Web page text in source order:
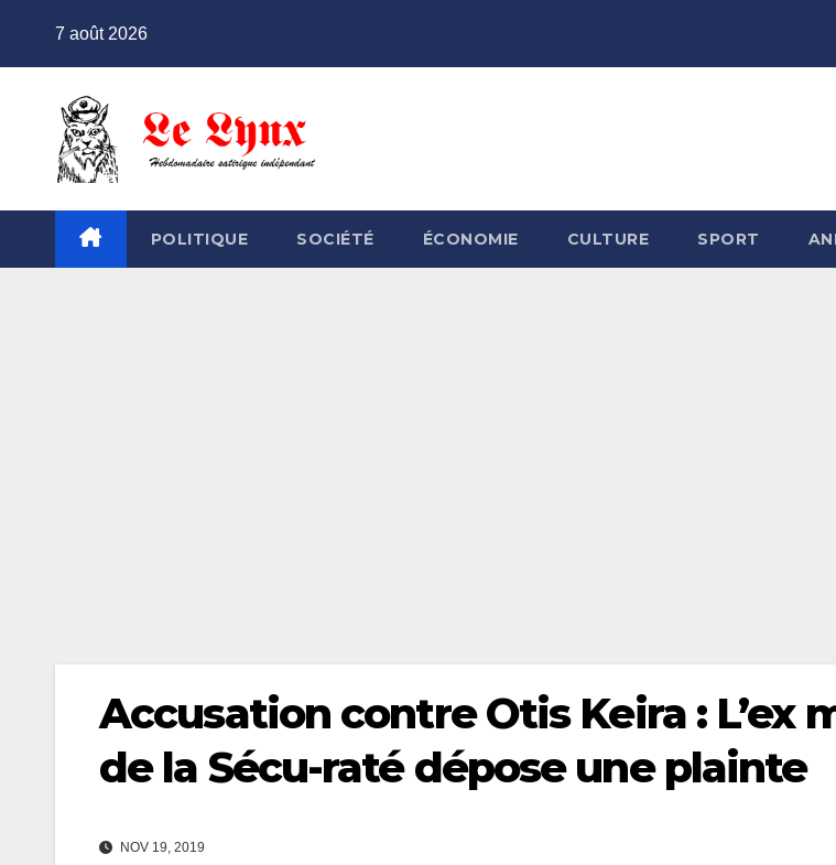
7 août 2026
POLITIQUE SOCIÉTÉ ÉCONOMIE CULTURE SPORT
Accusation contre Otis Keira : L’ex
de la Sécu-raté dépose une plainte
NOV 19, 2019